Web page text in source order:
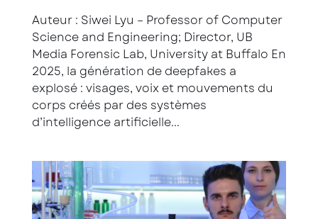
Auteur : Siwei Lyu – Professor of Computer
Science and Engineering; Director, UB
Media Forensic Lab, University at Buffalo En
2025, la génération de deepfakes a
explosé : visages, voix et mouvements du
corps créés par des systèmes
d’intelligence artificielle...